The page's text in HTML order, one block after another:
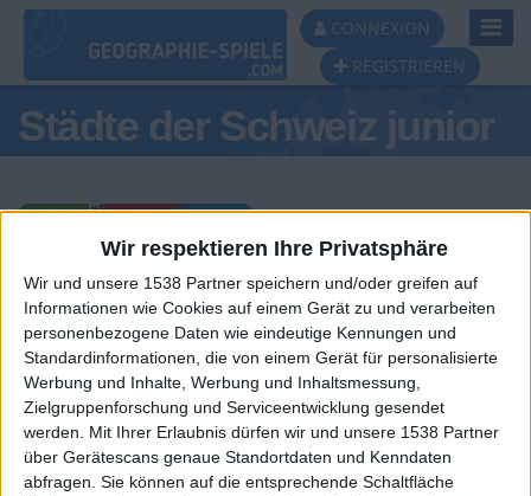
Wir respektieren Ihre Privatsphäre
Wir und unsere 1538 Partner speichern und/oder greifen auf
Informationen wie Cookies auf einem Gerät zu und verarbeiten
personenbezogene Daten wie eindeutige Kennungen und
Standardinformationen, die von einem Gerät für personalisierte
Werbung und Inhalte, Werbung und Inhaltsmessung,
Zielgruppenforschung und Serviceentwicklung gesendet
werden. Mit Ihrer Erlaubnis dürfen wir und unsere 1538 Partner
über Gerätescans genaue Standortdaten und Kenndaten
abfragen. Sie können auf die entsprechende Schaltfläche
CONNEXION
REGISTRIEREN
Städte der Schweiz junior
Tagespodest
#1 #2 #3